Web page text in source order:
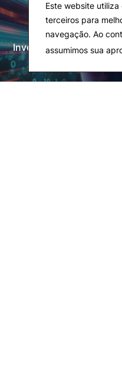
Este website
terceiros para
navegação. Ao
assumimos sua
Investigação e Projetos